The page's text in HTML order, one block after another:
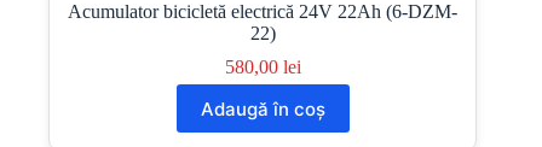
Acumulator bicicletă electrică 24V 22Ah (6-DZM-
22)
580,00 lei
Adaugă în coș